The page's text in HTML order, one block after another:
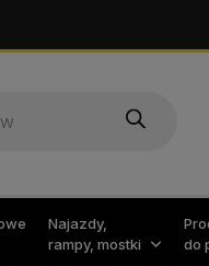
Najazdy,
rampy, mostki
do